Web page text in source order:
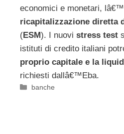
economici e monetari, lâ€™
ricapitalizzazione diretta
(ESM). I nuovi stress test
istituti di credito italiani
proprio capitale e la
richiesti dallâ€™Eba.
Categorie
banche